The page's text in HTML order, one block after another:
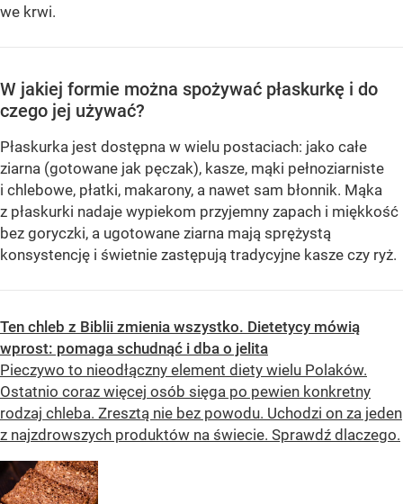
we krwi.
W jakiej formie można spożywać płaskurkę i do
czego jej używać?
Płaskurka jest dostępna w wielu postaciach: jako całe
ziarna (gotowane jak pęczak), kasze, mąki pełnoziarniste
i chlebowe, płatki, makarony, a nawet sam błonnik. Mąka
z płaskurki nadaje wypiekom przyjemny zapach i miękkość
bez goryczki, a ugotowane ziarna mają sprężystą
konsystencję i świetnie zastępują tradycyjne kasze czy ryż.
Ten chleb z Biblii zmienia wszystko. Dietetycy mówią
wprost: pomaga schudnąć i dba o jelita
Pieczywo to nieodłączny element diety wielu Polaków.
Ostatnio coraz więcej osób sięga po pewien konkretny
rodzaj chleba. Zresztą nie bez powodu. Uchodzi on za jeden
z najzdrowszych produktów na świecie. Sprawdź dlaczego.